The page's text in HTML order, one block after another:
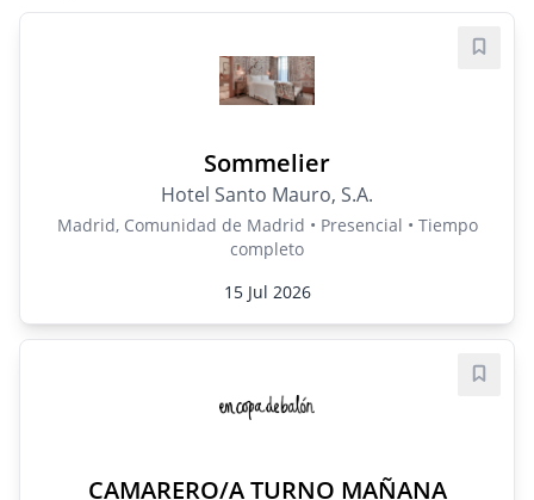
Sommelier
Hotel Santo Mauro, S.A.
Madrid, Comunidad de Madrid • Presencial • Tiempo
completo
15 Jul 2026
CAMARERO/A TURNO MAÑANA